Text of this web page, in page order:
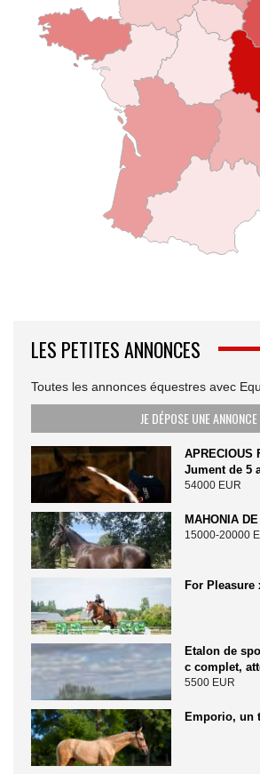
LES PETITES ANNONCES
Toutes les annonces équestres avec
JE DÉPOSE UNE ANNONCE
APRECIOUS
Jument de 5
54000 EUR
MAHONIA
15000-20000
For Pleasure
Etalon de
c complet,
5500 EUR
Emporio, un